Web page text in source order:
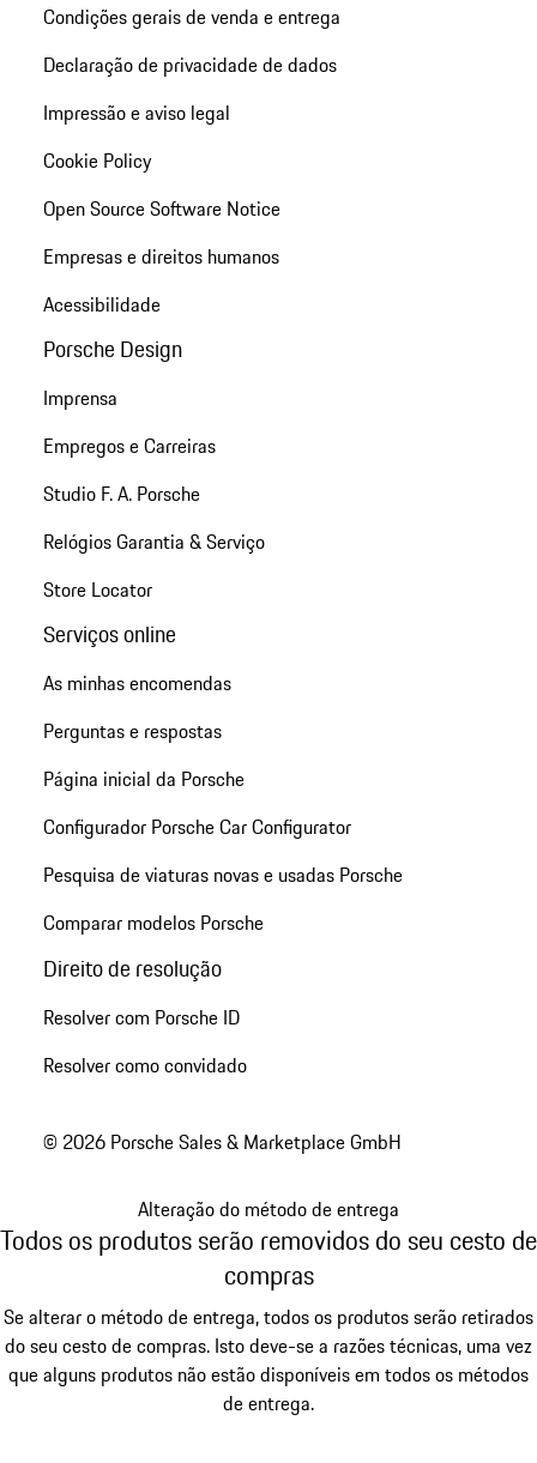
Condições gerais de venda e entrega
Declaração de privacidade de dados
Impressão e aviso legal
Cookie Policy
Open Source Software Notice
Empresas e direitos humanos
Acessibilidade
Porsche Design
Imprensa
Empregos e Carreiras
Studio F. A. Porsche
Relógios Garantia & Serviço
Store Locator
Serviços online
As minhas encomendas
Perguntas e respostas
Página inicial da Porsche
Configurador Porsche Car Configurator
Pesquisa de viaturas novas e usadas Porsche
Comparar modelos Porsche
Direito de resolução
Resolver com Porsche ID
Resolver como convidado
© 2026 Porsche Sales & Marketplace GmbH
Alteração do método de entrega
Todos os produtos serão removidos do seu cesto de
compras
Se alterar o método de entrega, todos os produtos serão retirados
do seu cesto de compras. Isto deve-se a razões técnicas, uma vez
que alguns produtos não estão disponíveis em todos os métodos
de entrega.